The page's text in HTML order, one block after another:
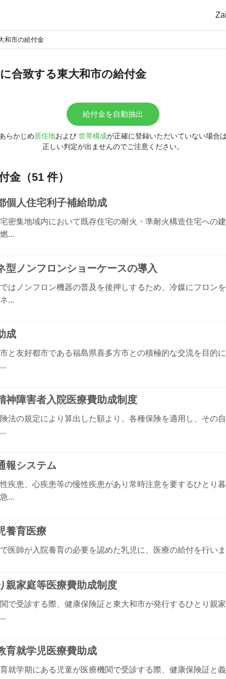
和市の給付金
合致する東大和市の給付金
給付金を自動抽出
らかじめ居住地および 世帯構成が正確に登録いただいていない場合
正しい判定が出ませんのでご注意ください。
金（51 件）
個人住宅利子補給助成
密集地域内において既存住宅の耐火・準耐火構造住宅への
...
型ノンフロンショーケースの導入
はノンフロン機器の普及を後押しするため、冷媒にフロン
...
成
と友好都市である福島県喜多方市との積極的な交流を目的
神障害者入院医療費助成制度
法の規定により算出した額より、各種保険を適用し、その
報システム
疾患、心疾患等の慢性疾患があり常時注意を要するひとり
...
養育医療
医師が入院養育の必要を認めた乳児に、医療の給付を行い
親家庭等医療費助成制度
で受診する際、健康保険証と東大和市が発行するひとり親
育就学児医療費助成
就学期にある児童が医療機関で受診する際、健康保険証と